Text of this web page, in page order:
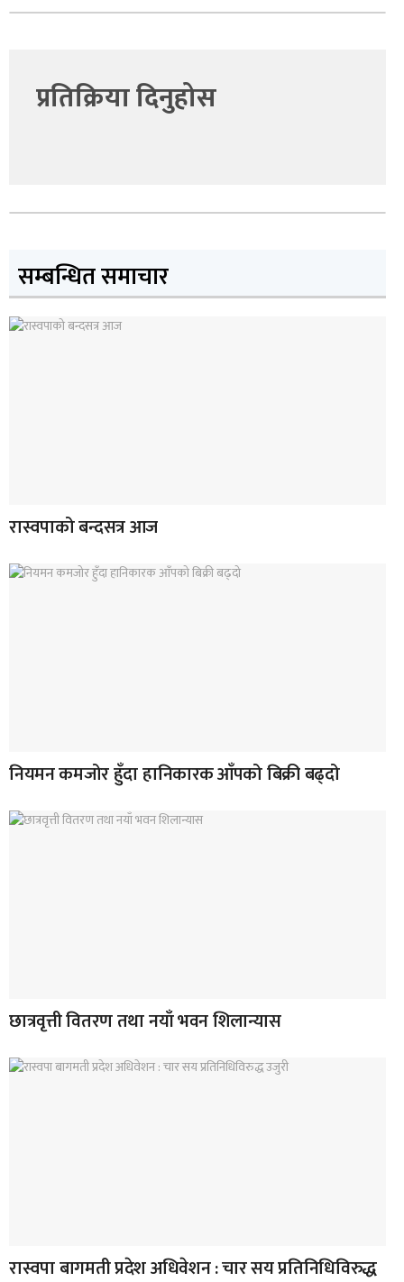
प्रतिक्रिया दिनुहोस
सम्बन्धित समाचार
रास्वपाको बन्दसत्र आज
नियमन कमजोर हुँदा हानिकारक आँपको बिक्री बढ्दो
छात्रवृत्ती वितरण तथा नयाँ भवन शिलान्यास
रास्वपा बागमती प्रदेश अधिवेशन : चार सय प्रतिनिधिविरुद्ध